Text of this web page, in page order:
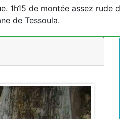
1h15 de montée assez
de Tessoula.